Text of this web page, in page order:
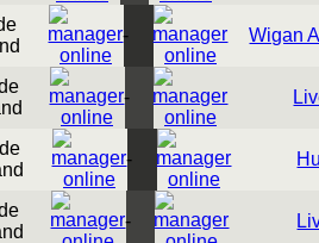
- Wigan
-
-
-